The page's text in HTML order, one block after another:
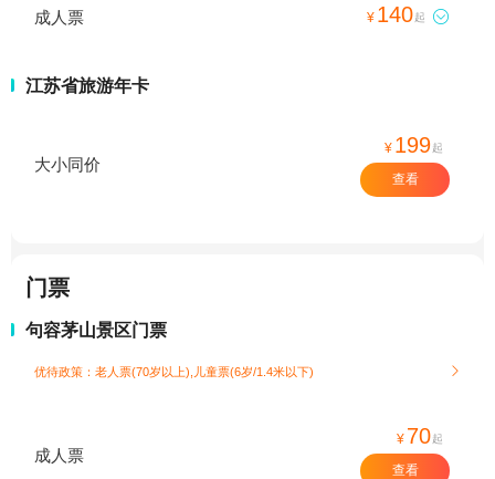
成人票 ¥ 140起 
江苏省旅游年卡
大小同价
¥ 199起
查看
门票
句容茅山景区门票
优待政策：老人票(70岁以上),儿童票(6岁/1.4米以下) 
成人票
¥ 70起
查看